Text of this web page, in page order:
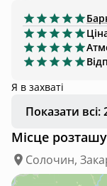
Я в захваті
Показати всі:
Місце
Солочин,